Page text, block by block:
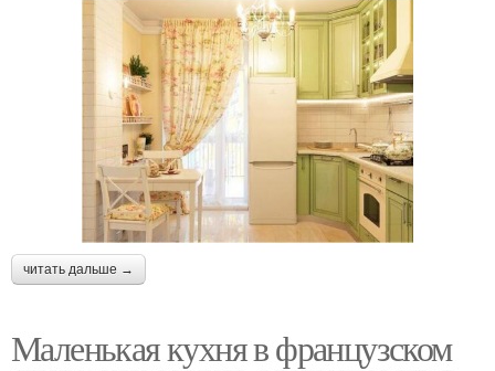
читать дальше →
Маленькая кухня в французском